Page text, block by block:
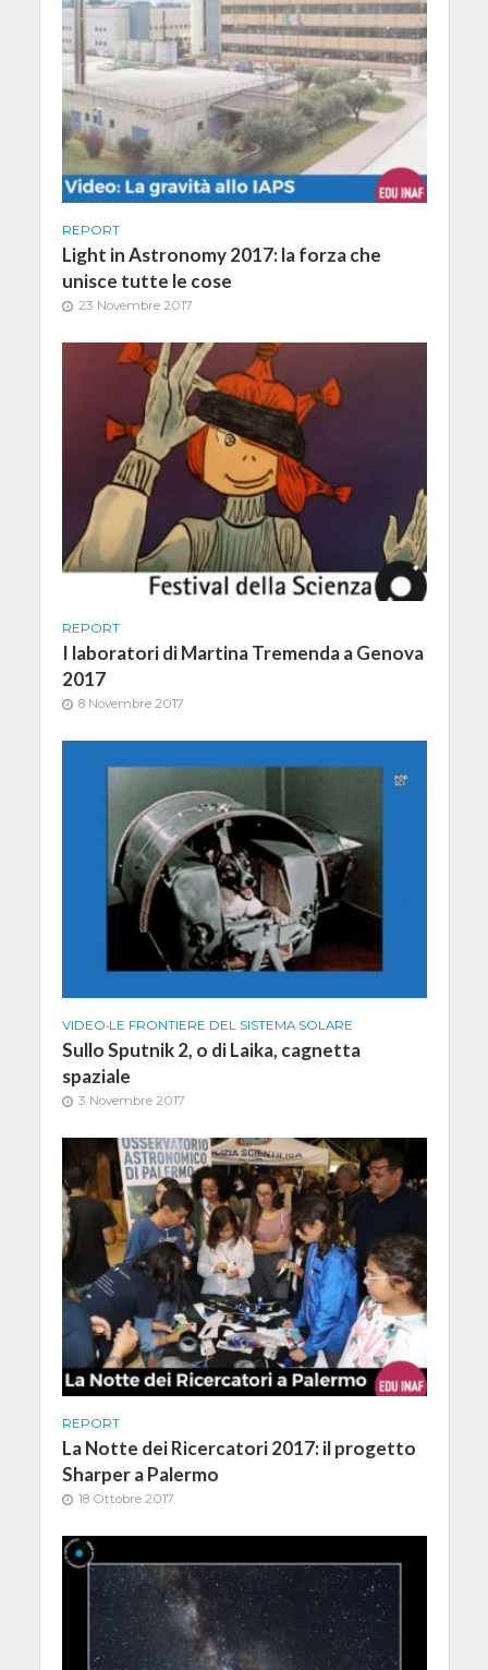
REPORT
Light in Astronomy 2017: la forza che
unisce tutte le cose
23 Novembre 2017
REPORT
I laboratori di Martina Tremenda a Genova
2017
8 Novembre 2017
VIDEO•LE FRONTIERE DEL SISTEMA SOLARE
Sullo Sputnik 2, o di Laika, cagnetta
spaziale
3 Novembre 2017
REPORT
La Notte dei Ricercatori 2017: il progetto
Sharper a Palermo
18 Ottobre 2017